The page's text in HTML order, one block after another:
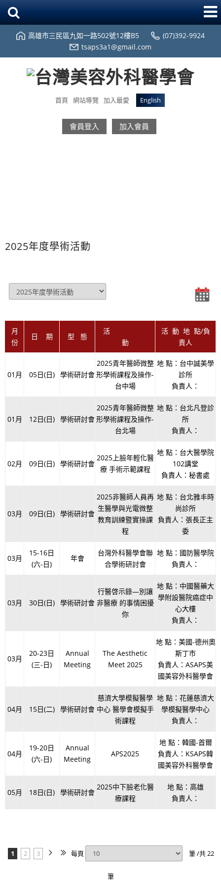
高雄市三民區九如一路502號12樓B5
(07)392-9924
tsaps3a1@gmail.com
首頁 網站導覽 加入最愛 English
會員登入 加入會員
2025年度學術活動
月
份
日 期 型 態
活
動
活 動 地 點/負
責人
01月 05日(日) 學術研討會
2025青年醫師微整
形學術課程及操作-
台中場
地 點：台中誠美學
診所
負責人：
01月 12日(日) 學術研討會
2025青年醫師微整
形學術課程及操作-
台北場
地 點：台北凡登診
所
負責人：
02月 09日(日) 學術研討會
2025上臉年輕化醫
療 手術示範課程
地 點：台大醫學院
102講堂
負責人：秘書處
03月 09日(日) 學術研討會
2025非醫師人員再
生醫學與光電微整
教育訓練暨實操課
程
地 點：台北雅丰時
尚診所
負責人：張長正主
委
03月
15-16日
(六-日)
年會
台灣外科醫學會聯
合學術研討會
地 點：國防醫學院
負責人：
03月 30日(日) 學術研討會
行醫啓示錄—別讓
非醫療 的事情困擾
你
地 點：中國醫藥大
學附設醫院癌症中
心大樓
負責人：
03月
20-23日
(三-日)
Annual
Meeting
The Aesthetic
Meet 2025
地 點：美國-德州奧
斯丁市
負責人：ASAPS美
國美容外科醫學會
04月 15日(二) 學術研討會
慈濟大學模擬醫學
中心 醫學會模擬手
術課程
地 點：花蓮慈濟大
學模擬醫學中心
負責人：
04月
19-20日
(六-日)
Annual
Meeting
APS2025
地 點：韓國-首爾
負責人：KSAPS韓
國美容外科醫學會
05月 18日(日) 學術研討會
2025中下臉老化醫
療課程
地 點：高雄
負責人：
1 2 3 每頁 筆 /共 22
筆